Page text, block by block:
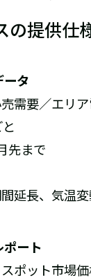
の提供仕
タ
需要／エリ
先まで
延長、気温
ート
ポット市場